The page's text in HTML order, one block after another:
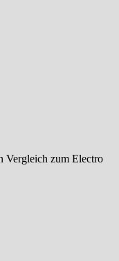
Vergleich zum Electro